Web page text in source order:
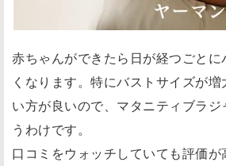
赤ちゃんができたら日が経つごとに
くなります。特にバストサイズが
い方が良いので、マタニティブラ
うわけです。
口コミをウォッチしていても評価が